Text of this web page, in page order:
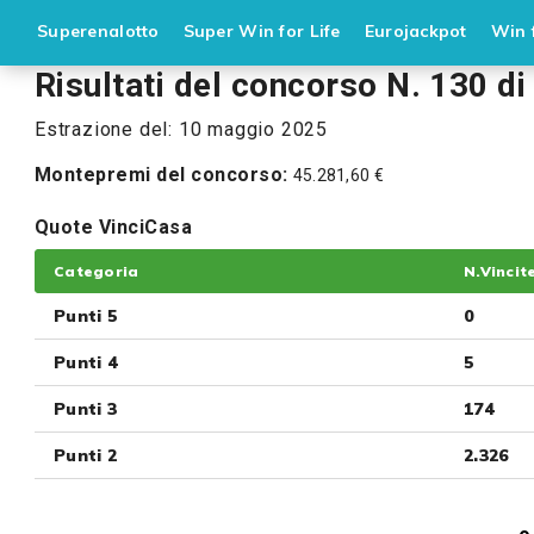
Superenalotto Super Win for Life Eurojackpot Win
Risultati del concorso N. 130 di
Estrazione del: 10 maggio 2025
Montepremi del concorso: 45.281,60 €
Quote VinciCasa
Categoria
Punti 5 0
Punti 4 5
Punti 3 174
Punti 2 2.326